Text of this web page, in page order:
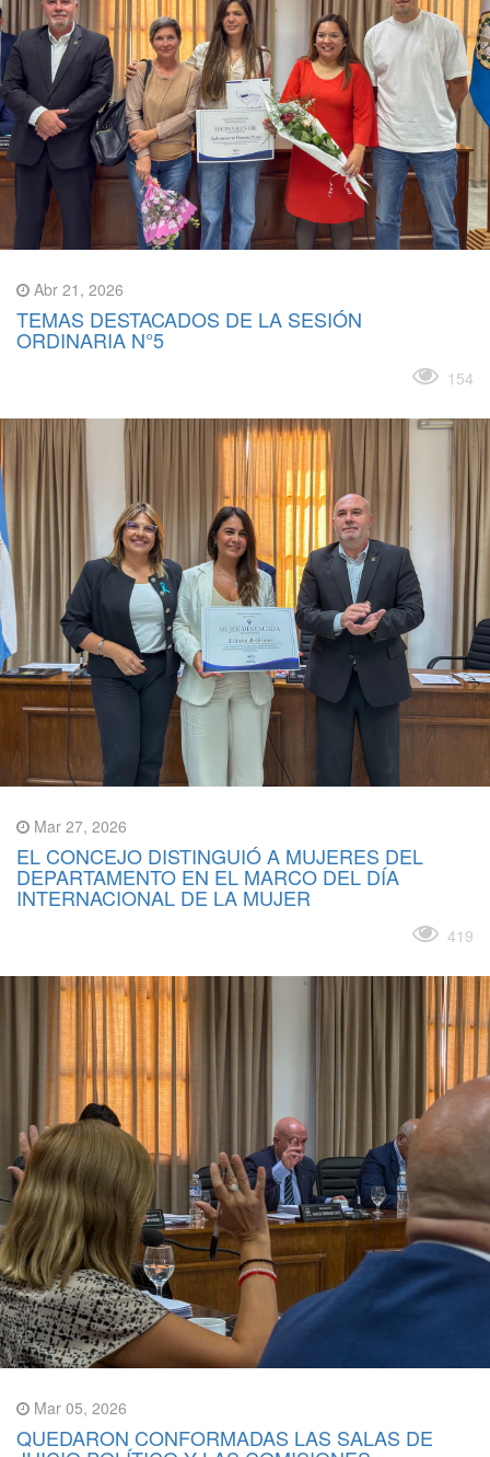
Abr 21, 2026
TEMAS DESTACADOS DE LA SESIÓN
ORDINARIA N°5
154
Mar 27, 2026
EL CONCEJO DISTINGUIÓ A MUJERES DEL
DEPARTAMENTO EN EL MARCO DEL DÍA
INTERNACIONAL DE LA MUJER
419
Mar 05, 2026
QUEDARON CONFORMADAS LAS SALAS DE